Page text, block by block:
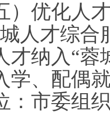
化人才
人才综合
才纳入“蓉
学、配偶
位：市委